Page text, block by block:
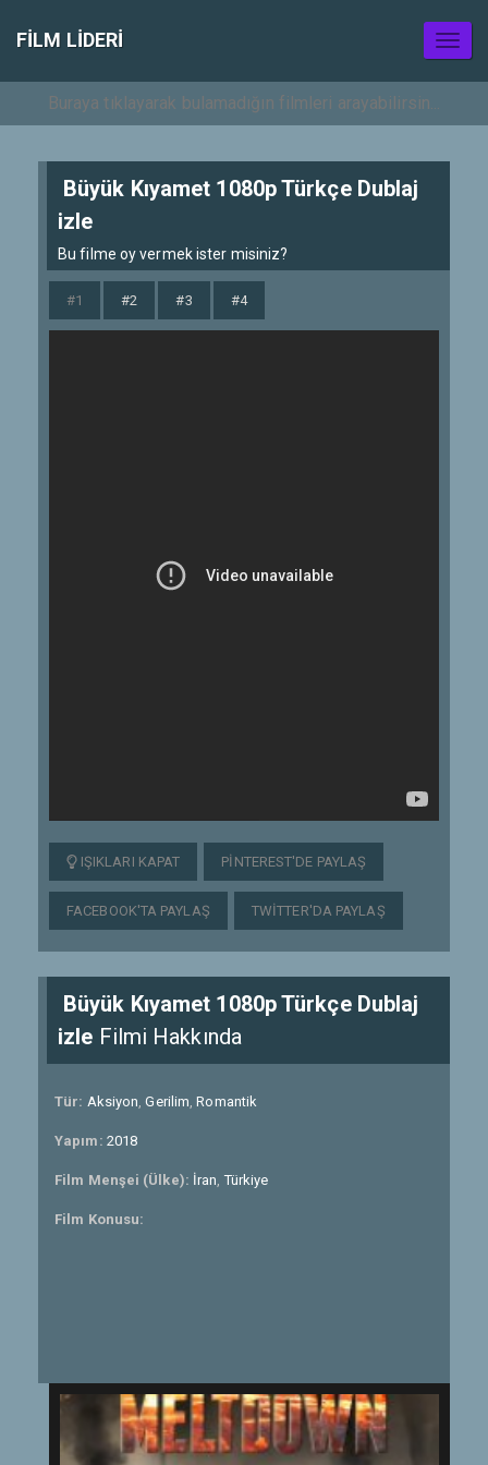
FILM LIDERI
Büyük Kıyamet 1080p Türkçe Dublaj
izle
Bu filme oy vermek ister misiniz?
#1 #2 #3 #4
IŞIKLARI KAPAT PINTEREST'DE PAYLAŞ
FACEBOOK'TA PAYLAŞ TWITTER'DA PAYLAŞ
Büyük Kıyamet 1080p Türkçe Dublaj
izle Filmi Hakkında
Tür: Aksiyon,Gerilim,Romantik
Yapım: 2018
Film Menşei (Ülke): İran, Türkiye
Film Konusu: